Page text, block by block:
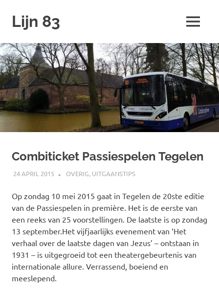
naar
inhoud
Lijn 83 MENU
Combiticket Passiespelen Tegelen
24 APRIL 2015 SPOORZOEKER
OVERIG, UITGAANSTIPS
Op zondag 10 mei 2015 gaat in Tegelen de 20ste editie
van de Passiespelen in première. Het is de eerste van
een reeks van 25 voorstellingen. De laatste is op zondag
13 september.Het vijfjaarlijks evenement van ‘Het
verhaal over de laatste dagen van Jezus’ – ontstaan in
1931 – is uitgegroeid tot een theatergebeurtenis van
internationale allure. Verrassend, boeiend en
meeslepend.